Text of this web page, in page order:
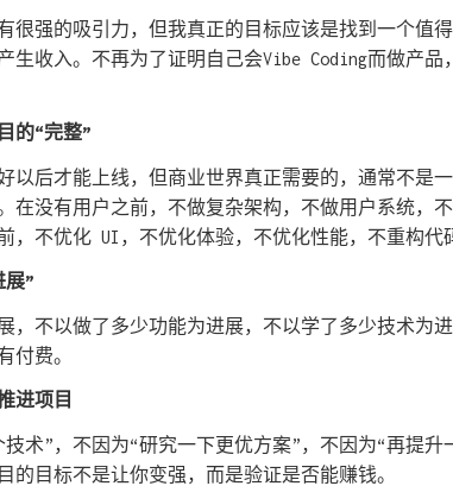
很强的吸引力，但我真正的目标应该是找到一个值
生收入。不再为了证明自己会Vibe Coding而做产品
的“完整”
以后才能上线，但商业世界真正需要的，通常不是
在没有用户之前，不做复杂架构，不做用户系统，
，不优化 UI，不优化体验，不优化性能，不重构代
展”
，不以做了多少功能为进展，不以学了多少技术为
付费。
进项目
术”，不因为“研究一下更优方案”，不因为“再提
的目标不是让你变强，而是验证是否能赚钱。